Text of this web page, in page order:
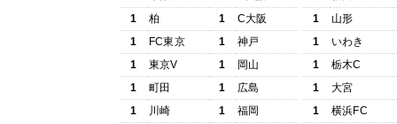
1
柏 1
C大阪
1
FC東京 1
神戸
1
東京V 1
岡山
1
町田 1
広島
1
川崎 1
福岡
1
山形
1
いわき
1
栃木C
1
大宮
1
横浜FC